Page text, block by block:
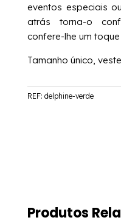
eventos especiais
atrás torna-o
confere-lhe um
Tamanho único,
REF: delphine-verde
Produtos